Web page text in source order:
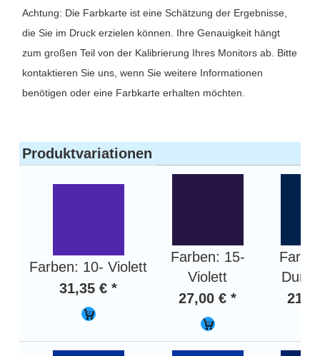
Achtung: Die Farbkarte ist eine Schätzung der Ergebnisse,
die Sie im Druck erzielen können. Ihre Genauigkeit hängt
zum großen Teil von der Kalibrierung Ihres Monitors ab. Bitte
kontaktieren Sie uns, wenn Sie weitere Informationen
benötigen oder eine Farbkarte erhalten möchten.
Produktvariationen
Farben: 10- Violett
31,35 € *
Farben: 15-
Violett
27,00 € *